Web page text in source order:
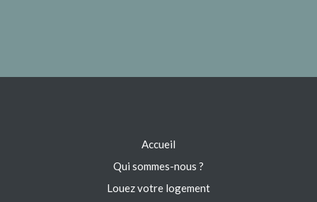
Accueil
Qui sommes-nous ?
Louez votre logement